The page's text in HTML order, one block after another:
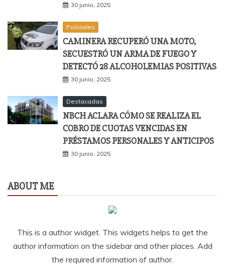
30 junio, 2025
Policiales
CAMINERA RECUPERÓ UNA MOTO,
SECUESTRÓ UN ARMA DE FUEGO Y
DETECTÓ 28 ALCOHOLEMIAS POSITIVAS
30 junio, 2025
Destacadas
NBCH ACLARA CÓMO SE REALIZA EL
COBRO DE CUOTAS VENCIDAS EN
PRÉSTAMOS PERSONALES Y ANTICIPOS
30 junio, 2025
ABOUT ME
This is a author widget. This widgets helps to get the
author information on the sidebar and other places. Add
the required information of author.